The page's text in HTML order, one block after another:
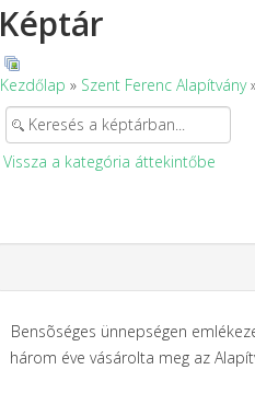
Képtár
Kezdőlap » Szent Ferenc Alapítvány
Vissza a kategória áttekintőbe
Bensõséges ünnepségen
három éve vásárolta meg az